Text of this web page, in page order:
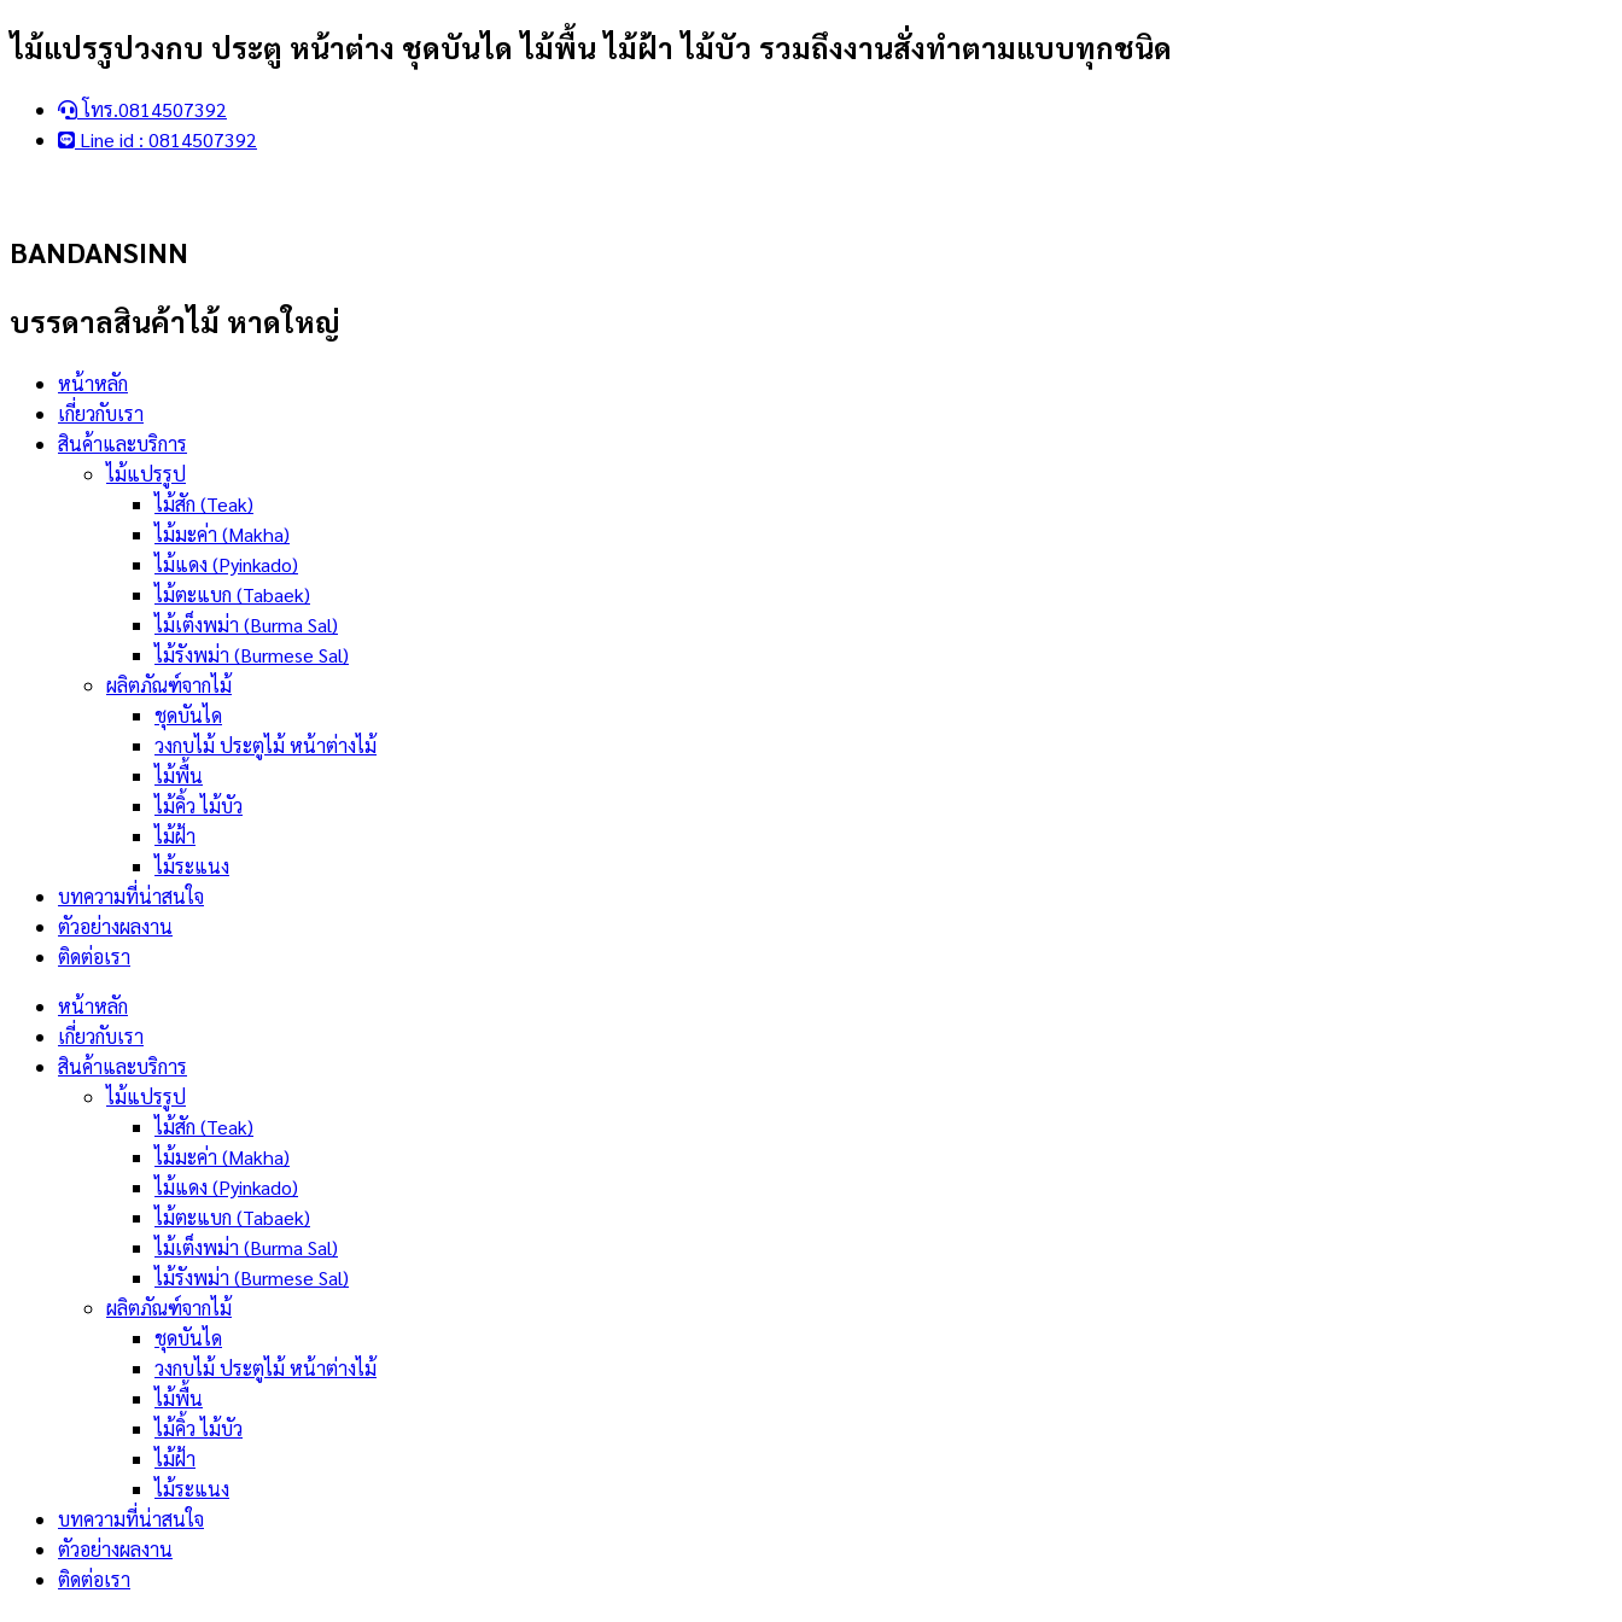
Skip
content
ไม้แปรรูปวงกบ ประตู หน้าต่าง ชุดบันได ไม้พื้น ไม้ฝ้า ไม้บัว รวมถึงงานสั่งทำตามแบบทุกชนิด
โทร.0814507392
Line id : 0814507392
BANDANSINN
บรรดาลสินค้าไม้ หาดใหญ่
หน้าหลัก
เกี่ยวกับเรา
สินค้าและบริการ
ไม้แปรรูป
ไม้สัก (Teak)
ไม้มะค่า (Makha)
ไม้แดง (Pyinkado)
ไม้ตะแบก (Tabaek)
ไม้เต็งพม่า (Burma Sal)
ไม้รังพม่า (Burmese Sal)
ผลิตภัณฑ์จากไม้
ชุดบันได
วงกบไม้ ประตูไม้ หน้าต่างไม้
ไม้พื้น
ไม้คิ้ว ไม้บัว
ไม้ฝ้า
ไม้ระแนง
บทความที่น่าสนใจ
ตัวอย่างผลงาน
ติดต่อเรา
หน้าหลัก
เกี่ยวกับเรา
สินค้าและบริการ
ไม้แปรรูป
ไม้สัก (Teak)
ไม้มะค่า (Makha)
ไม้แดง (Pyinkado)
ไม้ตะแบก (Tabaek)
ไม้เต็งพม่า (Burma Sal)
ไม้รังพม่า (Burmese Sal)
ผลิตภัณฑ์จากไม้
ชุดบันได
วงกบไม้ ประตูไม้ หน้าต่างไม้
ไม้พื้น
ไม้คิ้ว ไม้บัว
ไม้ฝ้า
ไม้ระแนง
บทความที่น่าสนใจ
ตัวอย่างผลงาน
ติดต่อเรา